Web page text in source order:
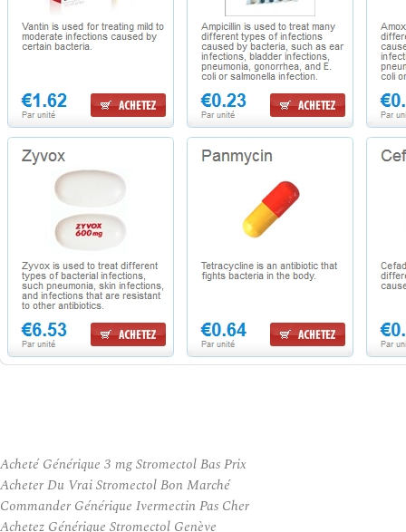
Acheté Générique 3 mg Stromectol Bas Prix
Acheter Du Vrai Stromectol Bon Marché
Commander Générique Ivermectin Pas Cher
Achetez Générique Stromectol Genève